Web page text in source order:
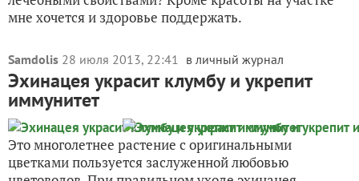
мне хочется и здоровье поддержать.
Samdolis 28 июля 2013, 22:41 в личный журнал
Эхинацея украсит клумбу и укрепит
иммунитет
Это многолетнее растение с оригинальными
цветками пользуется заслуженной любовью